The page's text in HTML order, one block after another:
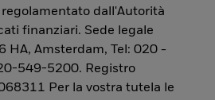
regolamentato dall'Autorità
finanziari. Sede legale
HA, Amsterdam, Tel: 020 -
549-5200. Registro
Per la vostra tutela le